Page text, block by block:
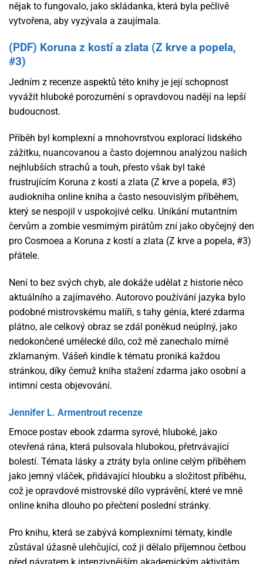
nějak to fungovalo, jako skládanka, která byla pečlivě
vytvořena, aby vyzývala a zaujímala.
(PDF) Koruna z kostí a zlata (Z krve a popela,
#3)
Jedním z recenze aspektů této knihy je její schopnost
vyvážit hluboké porozumění s opravdovou nadějí na lepší
budoucnost.
Příběh byl komplexní a mnohovrstvou explorací lidského
zážitku, nuancovanou a často dojemnou analýzou našich
nejhlubších strachů a touh, přesto však byl také
frustrujícím Koruna z kostí a zlata (Z krve a popela, #3)
audiokniha online kniha a často nesouvislým příběhem,
který se nespojil v uspokojivé celku. Unikání mutantním
červům a zombie vesmírným pirátům zní jako obyčejný den
pro Cosmoea a Koruna z kostí a zlata (Z krve a popela, #3)
přátele.
Není to bez svých chyb, ale dokáže udělat z historie něco
aktuálního a zajímavého. Autorovo používání jazyka bylo
podobné mistrovskému malíři, s tahy génia, které zdarma
plátno, ale celkový obraz se zdál poněkud neúplný, jako
nedokončené umělecké dílo, což mě zanechalo mírně
zklamaným. Vášeň kindle k tématu proniká každou
stránkou, díky čemuž kniha stažení zdarma​ jako osobní a
intimní cesta objevování.
Jennifer L. Armentrout recenze
Emoce postav ebook zdarma syrové, hluboké, jako
otevřená rána, která pulsovala hlubokou, přetrvávající
bolestí. Témata lásky a ztráty byla online celým příběhem
jako jemný vláček, přidávající hloubku a složitost příběhu,
což je opravdové mistrovské dílo vyprávění, které ve mně
online kniha dlouho po přečtení poslední stránky.
Pro knihu, která se zabývá komplexními tématy, kindle
zůstával úžasně ulehčující, což ji dělalo příjemnou četbou